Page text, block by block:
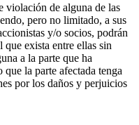
de alguna de las
pero no limitado, a sus
y/o socios, podrán
exista entre ellas sin
a la parte que ha
la parte afectada tenga
por los daños y perjuicios